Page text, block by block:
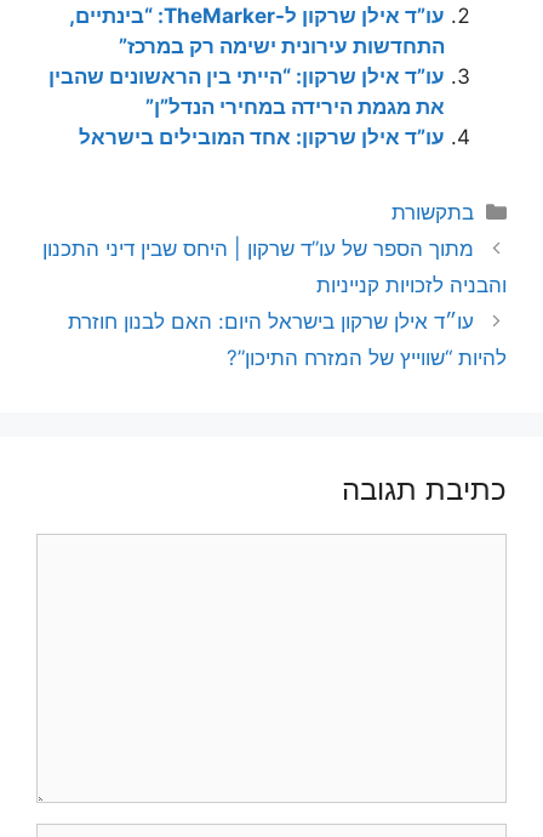
עו”ד אילן שרקון ל-TheMarker: “בינתיים,
התחדשות עירונית ישימה רק במרכז”
עו”ד אילן שרקון: “הייתי בין הראשונים שהבין
את מגמת הירידה במחירי הנדל”ן”
עו”ד אילן שרקון: אחד המובילים בישראל
קטגוריות
בתקשורת
מתוך הספר של עו”ד שרקון | היחס שבין דיני התכנון
והבניה לזכויות קנייניות
עו״ד אילן שרקון בישראל היום: האם לבנון חוזרת
להיות “שווייץ של המזרח התיכון”?
כתיבת תגובה